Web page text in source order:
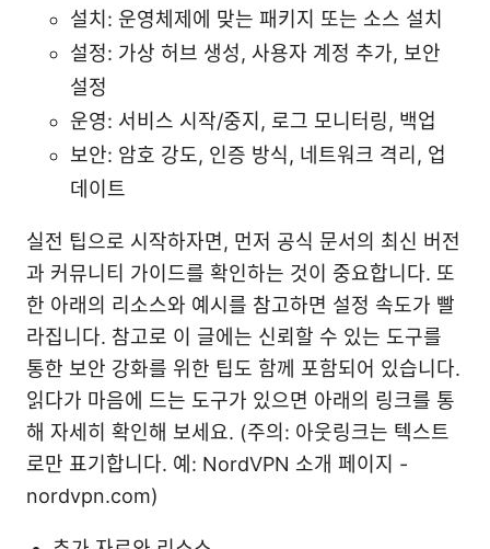
설치: 운영체제에 맞는 패키지 또는 소스 설치
설정: 가상 허브 생성, 사용자 계정 추가, 보안
설정
운영: 서비스 시작/중지, 로그 모니터링, 백업
보안: 암호 강도, 인증 방식, 네트워크 격리, 업
데이트
실전 팁으로 시작하자면, 먼저 공식 문서의 최신 버전
과 커뮤니티 가이드를 확인하는 것이 중요합니다. 또
한 아래의 리소스와 예시를 참고하면 설정 속도가 빨
라집니다. 참고로 이 글에는 신뢰할 수 있는 도구를
통한 보안 강화를 위한 팁도 함께 포함되어 있습니다.
읽다가 마음에 드는 도구가 있으면 아래의 링크를 통
해 자세히 확인해 보세요. (주의: 아웃링크는 텍스트
로만 표기합니다. 예: NordVPN 소개 페이지 -
nordvpn.com)